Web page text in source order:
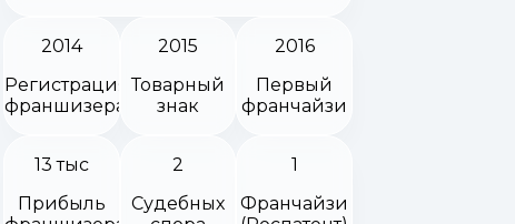
2014
Регистрация
франшизера
2015
Товарный
знак
2016
Первый
франчайзи
13 тыс
Прибыль
2
Судебных
1
Франчайзи